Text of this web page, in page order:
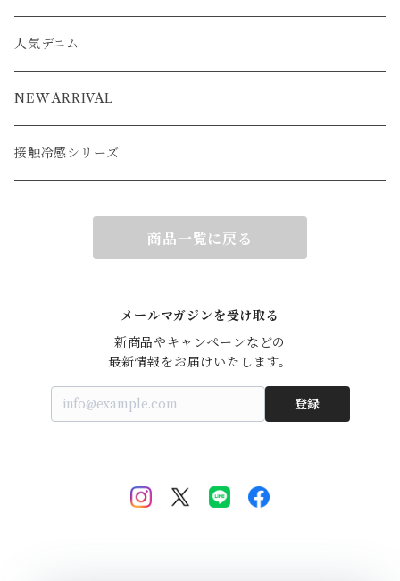
アウター
カーディガン
ブルゾン
ポンチョ
アウター
コート
ベスト
人気デニム
NEW ARRIVAL
接触冷感シリーズ
商品一覧に戻る
メールマガジンを受け取る
新商品やキャンペーンなどの
最新情報をお届けいたします。
登録